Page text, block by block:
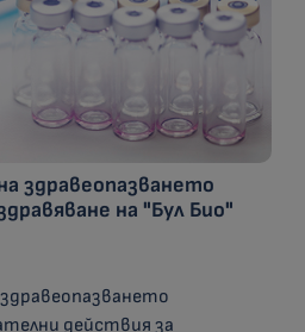
здравеопазването
на "Бул Био"
действия за